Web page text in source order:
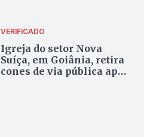
VERIFICADO
Igreja do setor Nova
Suíça, em Goiânia, retira
cones de via pública após